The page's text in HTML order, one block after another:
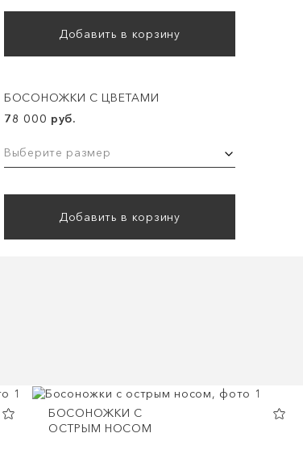
Добавить в корзину
БОСОНОЖКИ С ЦВЕТАМИ
78 000 руб.
Выберите размер
Добавить в корзину
БОСОНОЖКИ С
ОСТРЫМ НОСОМ